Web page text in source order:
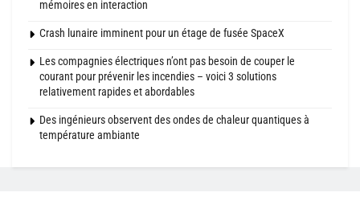
mémoires en interaction
Crash lunaire imminent pour un étage de fusée SpaceX
Les compagnies électriques n’ont pas besoin de couper le
courant pour prévenir les incendies – voici 3 solutions
relativement rapides et abordables
Des ingénieurs observent des ondes de chaleur quantiques à
température ambiante